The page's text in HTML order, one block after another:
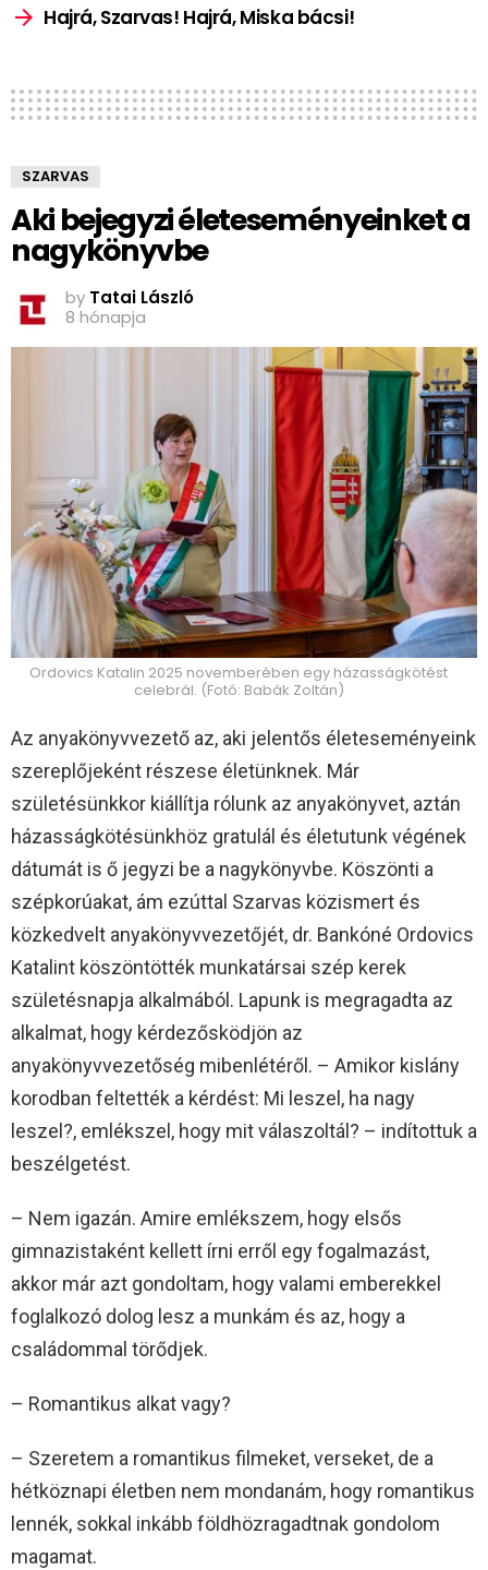
Hajrá, Szarvas! Hajrá, Miska bácsi!
SZARVAS
Aki bejegyzi életeseményeinket a
nagykönyvbe
by Tatai László
8 hónapja
Ordovics Katalin 2025 novemberében egy házasságkötést
celebrál. (Fotó: Babák Zoltán)
Az anyakönyvvezető az, aki jelentős életeseményeink
szereplőjeként részese életünknek. Már
születésünkkor kiállítja rólunk az anyakönyvet, aztán
házasságkötésünkhöz gratulál és életutunk végének
dátumát is ő jegyzi be a nagykönyvbe. Köszönti a
szépkorúakat, ám ezúttal Szarvas közismert és
közkedvelt anyakönyvvezetőjét, dr. Bankóné Ordovics
Katalint köszöntötték munkatársai szép kerek
születésnapja alkalmából. Lapunk is megragadta az
alkalmat, hogy kérdezősködjön az
anyakönyvvezetőség mibenlétéről. – Amikor kislány
korodban feltették a kérdést: Mi leszel, ha nagy
leszel?, emlékszel, hogy mit válaszoltál? – indítottuk a
beszélgetést.
– Nem igazán. Amire emlékszem, hogy elsős
gimnazistaként kellett írni erről egy fogalmazást,
akkor már azt gondoltam, hogy valami emberekkel
foglalkozó dolog lesz a munkám és az, hogy a
családommal törődjek.
– Romantikus alkat vagy?
– Szeretem a romantikus filmeket, verseket, de a
hétköznapi életben nem mondanám, hogy romantikus
lennék, sokkal inkább földhözragadtnak gondolom
magamat.